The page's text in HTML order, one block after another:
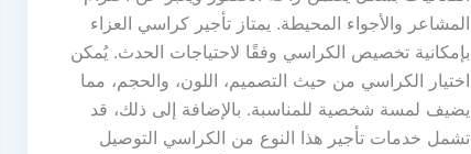
المشاعر والأجواء المحيطة. يمتاز تأجير كراسي العزاء
بإمكانية تخصيص الكراسي وفقًا لاحتياجات الحدث. يُمكن
اختيار الكراسي من حيث التصميم، اللون، والحجم، مما
يضيف لمسة شخصية للمناسبة. بالإضافة إلى ذلك، قد
تشمل خدمات تأجير هذا النوع من الكراسي التوصيل